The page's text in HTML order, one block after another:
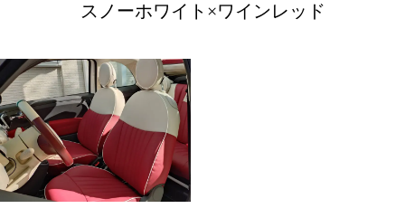
スノーホワイト×ワインレッド